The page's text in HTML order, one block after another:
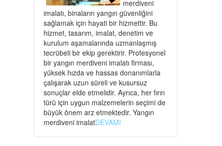
merdiveni
imalatı, binaların yangın güvenliğini
sağlamak için hayati bir hizmettir. Bu
hizmet, tasarım, imalat, denetim ve
kurulum aşamalarında uzmanlaşmış
tecrübeli bir ekip gerektirir. Profesyonel
bir yangın merdiveni imalatı firması,
yüksek hızda ve hassas donanımlarla
çalışarak uzun süreli ve kusursuz
sonuçlar elde etmelidir. Ayrıca, her fırın
türü için uygun malzemelerin seçimi de
büyük önem arz etmektedir. Yangın
merdiveni imalatDEVAMI